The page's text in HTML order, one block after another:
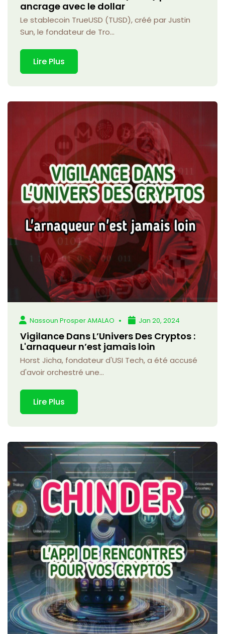
ancrage avec le dollar
Le stablecoin TrueUSD (TUSD), créé par Justin
Sun, le fondateur de Tro...
Lire Plus
Nassoun Prosper AMALAO Jan 20, 2024
Vigilance Dans L’Univers Des Cryptos :
L'arnaqueur n’est jamais loin
Horst Jicha, fondateur d'USI Tech, a été accusé
d'avoir orchestré une...
Lire Plus